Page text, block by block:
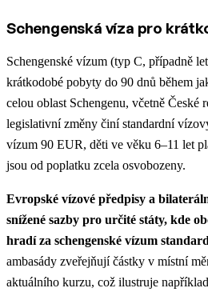
Schengenská víza pro
Schengenské vízum (typ C, případně
krátkodobé pobyty do 90 dnů během
celou oblast Schengenu, včetně České
legislativní změny činí standardní
vízum 90 EUR, děti ve věku 6–11 let
jsou od poplatku zcela osvobozeny.
Evropské vízové předpisy a
snížené sazby pro určité státy, kde
hradí za schengenské vízum
ambasády zveřejňují částky v místní
aktuálního kurzu, což ilustruje